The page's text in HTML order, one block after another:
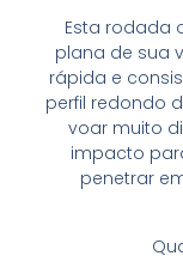
Esta rodada
plana de sua
rápida e
perfil redondo
voar muito
impacto
penetrar